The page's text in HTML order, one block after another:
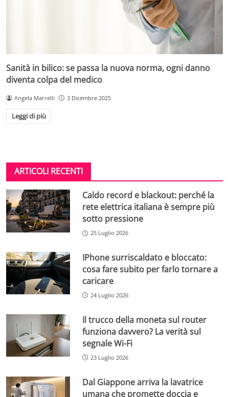
Sanità in bilico: se passa la nuova norma, ogni danno
diventa colpa del medico
Angela Marrelli 3 Dicembre 2025
Leggi di più
ARTICOLI RECENTI
Caldo record e blackout: perché la
rete elettrica italiana è sempre più
sotto pressione
25 Luglio 2026
IPhone surriscaldato e bloccato:
cosa fare subito per farlo tornare a
caricare
24 Luglio 2026
Il trucco della moneta sul router
funziona davvero? La verità sul
segnale Wi-Fi
23 Luglio 2026
Dal Giappone arriva la lavatrice
umana che promette doccia e